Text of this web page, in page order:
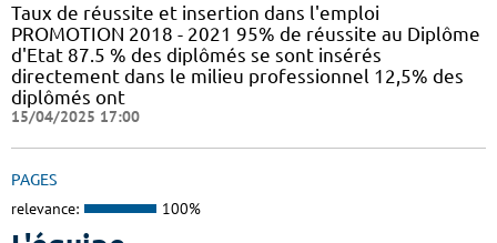
Taux de réussite et insertion dans l'emploi
PROMOTION 2018 - 2021 95% de réussite au Diplôme
d'Etat 87.5 % des diplômés se sont insérés
directement dans le milieu professionnel 12,5% des
diplômés ont
15/04/2025 17:00
PAGES
relevance: 100%